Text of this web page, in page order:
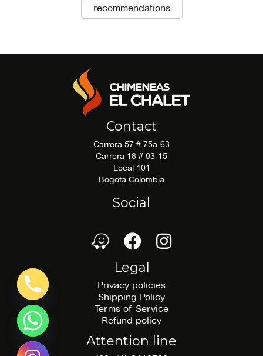
recommendations
Contact
Carrera 57 # 75a-63
Carrera 18 # 93-15
Local 101
Bogota Colombia
Social
waze FacebookFacebook
Legal
Privacy policies
Shipping Policy
Terms of Service
Refund policy
Attention line